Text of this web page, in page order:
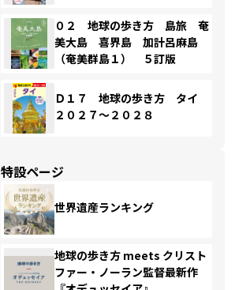
０２ 地球の歩き方 島旅 奄
美大島 喜界島 加計呂麻島
（奄美群島１） ５訂版
Ｄ１７ 地球の歩き方 タイ
２０２７～２０２８
特設ページ
世界遺産ランキング
地球の歩き方 meets クリスト
ファー・ノーラン監督最新作